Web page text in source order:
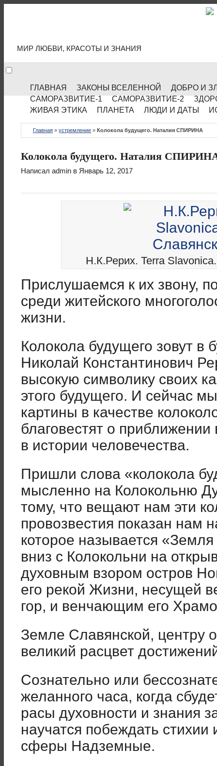
МИР ЛЮБВИ, КРАСОТЫ И ЗНАНИЯ
ГЛАВНАЯ ЗАКОНЫ ВСЕЛЕННОЙ
ДОБРО И
САМОРАЗВИТИЕ-1
САМОРАЗВИТИЕ-2
ЖИВАЯ ЭТИКА
ПЛАНЕТА ЛЮДИ И ДАТЫ
Главная » устремление » Колокола будущего. Наталия СПИРИНА
Колокола будущего. Наталия
Написал admin в Январь 12, 2017
Н.К.Рерих. Terra
Прислушаемся к их звону,
среди житейского
жизни.
Колокола будущего зовут в
Николай Константинович
высокую символику своих
этого будущего. И сейчас
картины в качестве
благовестят о
в истории человечества.
Пришли слова «колокола
мысленно на Колокольню
тому, что вещают нам эти
провозвестия показан нам
которое называется
вниз с Колокольни на
духовным взором остров
его рекой Жизни, несущей
гор, и венчающим его
Земле Славянской, центру
великий расцвет
Сознательно или
желанного часа, когда
расы духовности и знания
научатся побеждать стихии
сферы Надземные.